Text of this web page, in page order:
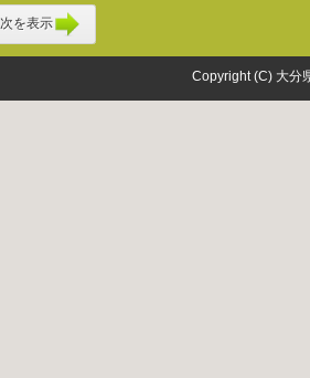
次を表示
Copyright (C) 大分